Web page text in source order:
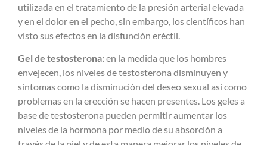
utilizada en el tratamiento de la presión arterial elevada
y en el dolor en el pecho, sin embargo, los científicos han
visto sus efectos en la disfunción eréctil.
Gel de testosterona:en la medida que los hombres
envejecen, los niveles de testosterona disminuyen y
síntomas como la disminución del deseo sexual así como
problemas en la erección se hacen presentes. Los geles a
base de testosterona pueden permitir aumentar los
niveles de la hormona por medio de su absorción a